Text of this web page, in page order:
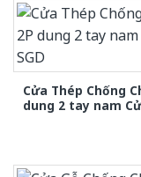
Cửa Thép Chống
dung 2 tay nam